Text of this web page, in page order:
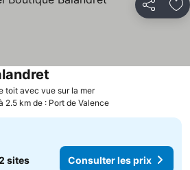
Partager
toit avec vue sur la mer
2.5 km de : Port de Valence
sites Consulter les prix